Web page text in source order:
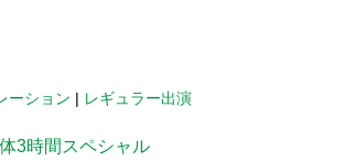
ーション | レギュラー出演
3時間スペシャル